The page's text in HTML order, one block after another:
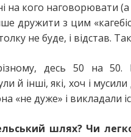
на кого наговорювати (а
дружити з цим
не буде, і відстав.
десь 50 на 50.
й інші, які, хоч і
«не дуже» і викладали
шлях? Чи